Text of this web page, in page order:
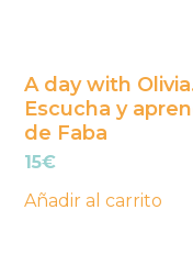
A day with
Escucha y
de Faba
15€
Añadir al carrito